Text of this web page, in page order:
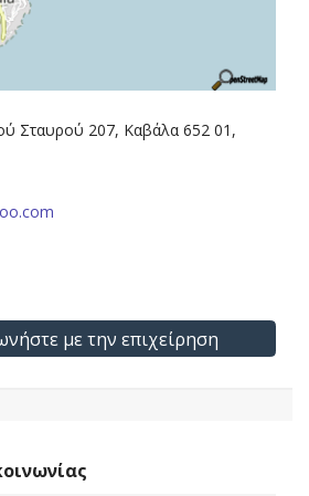
Σταυρού 207, Καβάλα 652 01,
με την επιχείρηση